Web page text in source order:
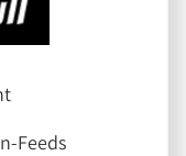
Feeds